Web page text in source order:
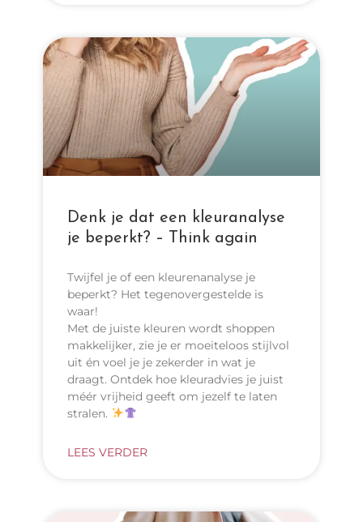
Denk je dat een kleuranalyse
je beperkt? – Think again
Twijfel je of een kleurenanalyse je
beperkt? Het tegenovergestelde is
waar!
Met de juiste kleuren wordt shoppen
makkelijker, zie je er moeiteloos stijlvol
uit én voel je je zekerder in wat je
draagt. Ontdek hoe kleuradvies je juist
méér vrijheid geeft om jezelf te laten
stralen.
LEES VERDER